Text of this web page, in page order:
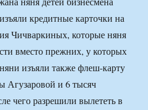
кредитные карточки на
Чичваркиных, которые няня
вместо прежних, у которых
изъяли также флеш-карту
Агузаровой и 6 тысяч
чего разрешили вылететь в